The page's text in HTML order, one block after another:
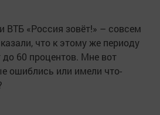
ВТБ «Россия зовёт!» – совсем
что к этому же периоду
60 процентов. Мне вот
ошиблись или имели что-